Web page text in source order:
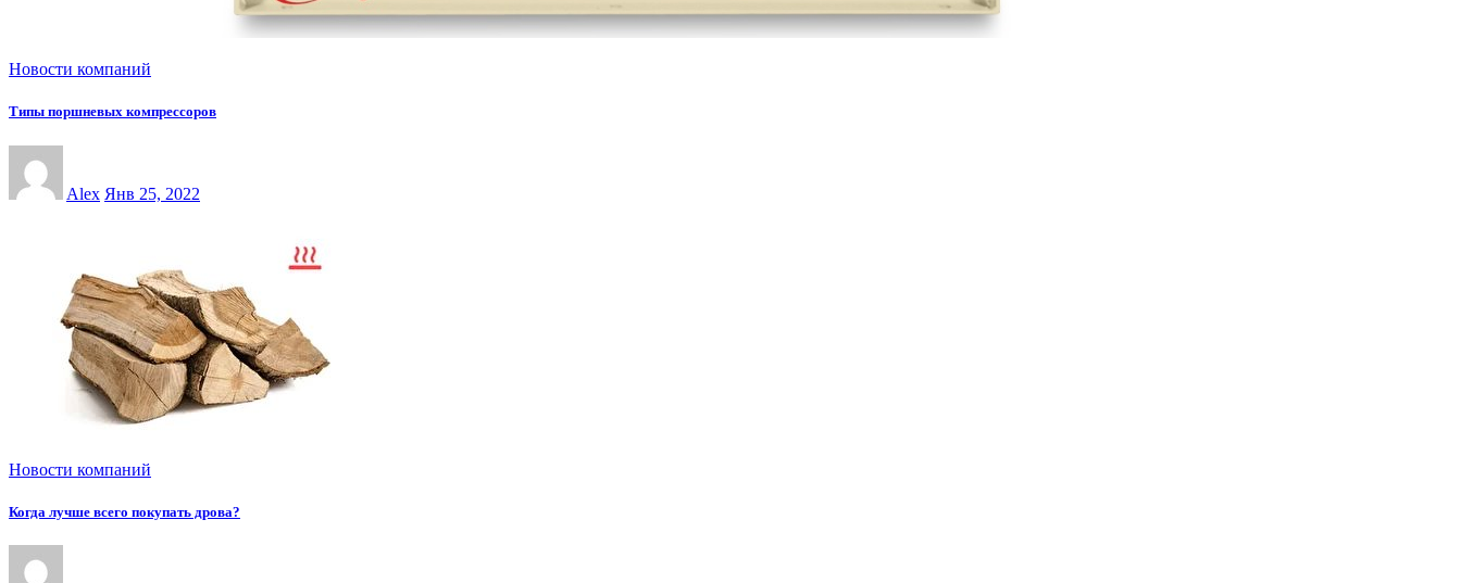
Новости компаний
Типы поршневых компрессоров
Alex Янв 25, 2022
Новости компаний
Когда лучше всего покупать дрова?